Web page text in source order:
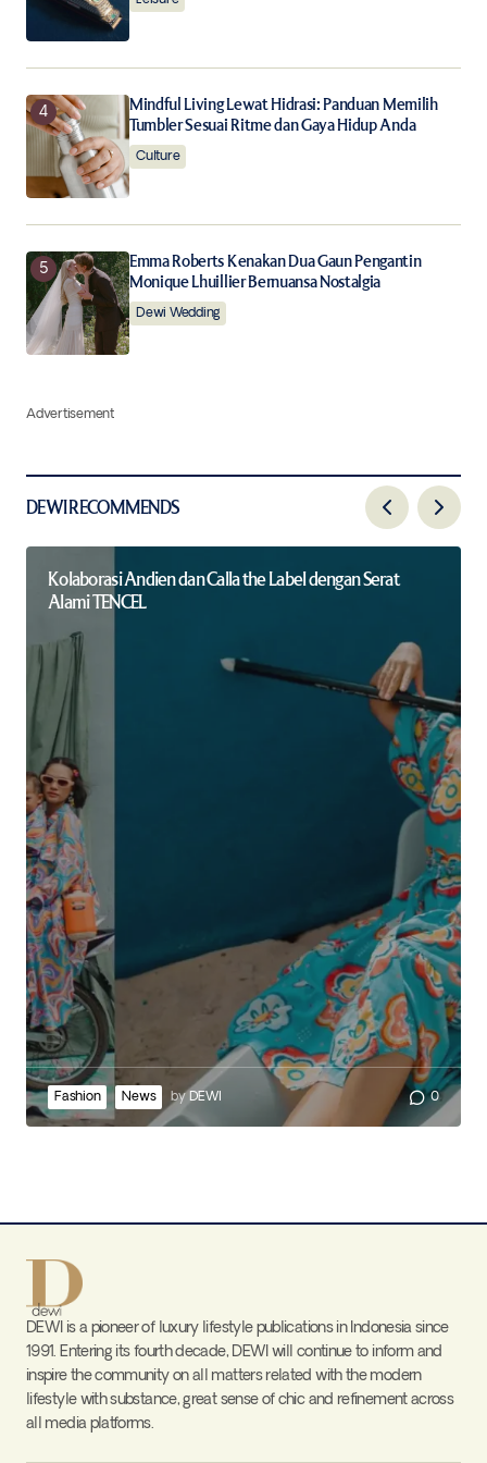
Mindful Living Lewat Hidrasi: Panduan Memilih
Tumbler Sesuai Ritme dan Gaya Hidup Anda
Culture
Emma Roberts Kenakan Dua Gaun Pengantin
Monique Lhuillier Bernuansa Nostalgia
Dewi Wedding
Advertisement
DEWI RECOMMENDS
Kolaborasi Andien dan Calla the Label dengan Serat
Alami TENCEL
Fashion News by DEWI 0
DEWI is a pioneer of luxury lifestyle publications in Indonesia since
1991. Entering its fourth decade, DEWI will continue to inform and
inspire the community on all matters related with the modern
lifestyle with substance, great sense of chic and refinement across
all media platforms.